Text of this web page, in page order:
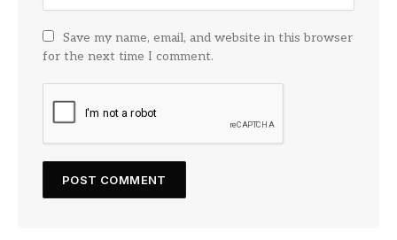
Save my name, email, and website in this browser
for the next time I comment.